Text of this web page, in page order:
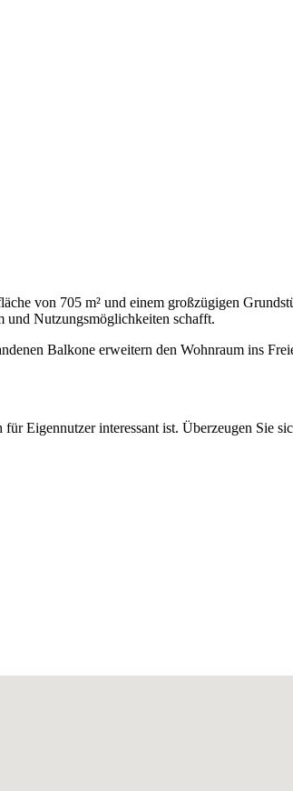
von 705 m² und einem großzügigen
und Nutzungsmöglichkeiten schafft.
Balkone erweitern den Wohnraum ins
Eigennutzer interessant ist. Überzeugen Sie